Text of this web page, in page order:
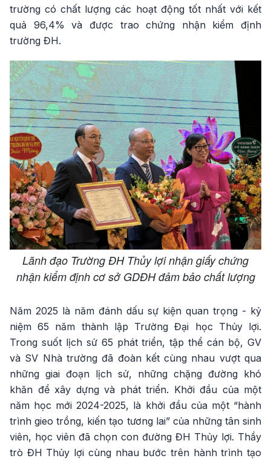
trường có chất lượng các hoạt động tốt nhất với kết
quả 96,4% và được trao chứng nhận kiểm định
trường ĐH.
Lãnh đạo Trường ĐH Thủy lợi nhận giấy chứng
nhận kiểm định cơ sở GDĐH đảm bảo chất lượng
Năm 2025 là năm đánh dấu sự kiện quan trọng - kỷ
niệm 65 năm thành lập Trường Đại học Thủy lợi.
Trong suốt lịch sử 65 phát triển, tập thể cán bộ, GV
và SV Nhà trường đã đoàn kết cùng nhau vượt qua
những giai đoạn lịch sử, những chặng đường khó
khăn để xây dựng và phát triển. Khởi đầu của một
năm học mới 2024-2025, là khởi đầu của một “hành
trình gieo trồng, kiến tạo tương lai” của những tân sinh
viên, học viên đã chọn con đường ĐH Thủy lợi. Thầy
trò ĐH Thủy lợi cùng nhau bước trên hành trình tạo